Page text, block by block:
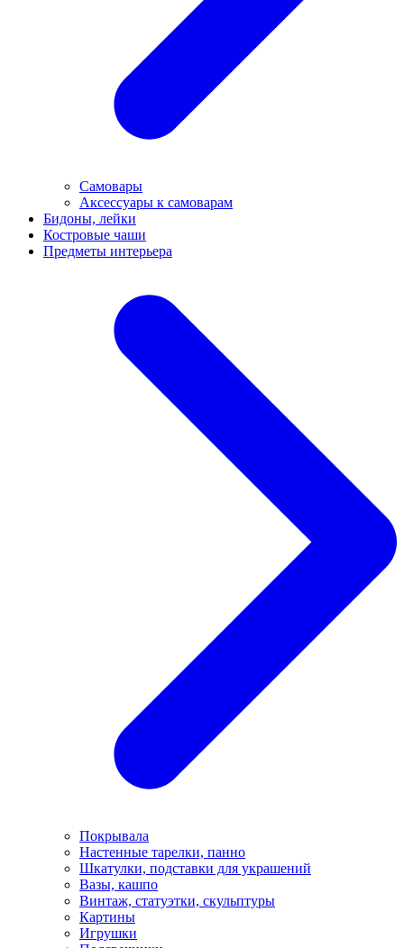
Самовары
Аксессуары к самоварам
Бидоны, лейки
Костровые чаши
Предметы интерьера
Покрывала
Настенные тарелки, панно
Шкатулки, подставки для украшений
Вазы, кашпо
Винтаж, статуэтки, скульптуры
Картины
Игрушки